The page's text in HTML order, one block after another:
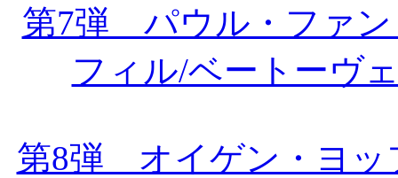
第7弾 パウル・ファン
フィル/ベートーヴ
第8弾 オイゲン・ヨッ